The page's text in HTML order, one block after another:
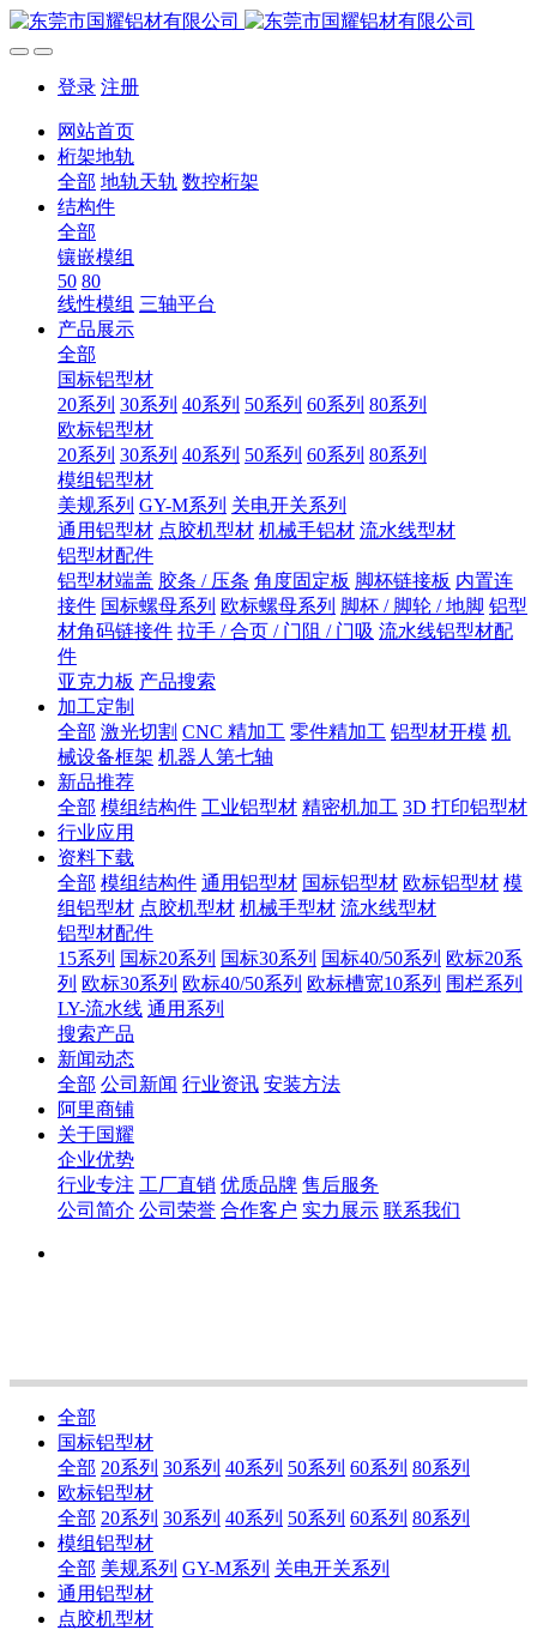
登录 注册
网站首页
桁架地轨
全部 地轨天轨 数控桁架
结构件
全部
镶嵌模组
50 80
线性模组 三轴平台
产品展示
全部
国标铝型材
20系列 30系列 40系列 50系列 60系列 80系列
欧标铝型材
20系列 30系列 40系列 50系列 60系列 80系列
模组铝型材
美规系列 GY-M系列 关电开关系列
通用铝型材 点胶机型材 机械手铝材 流水线型材
铝型材配件
铝型材端盖 胶条 / 压条 角度固定板 脚杯链接板 内置连
接件 国标螺母系列 欧标螺母系列 脚杯 / 脚轮 / 地脚 铝型
材角码链接件 拉手 / 合页 / 门阻 / 门吸 流水线铝型材配
件
亚克力板 产品搜索
加工定制
全部 激光切割 CNC 精加工 零件精加工 铝型材开模 机
械设备框架 机器人第七轴
新品推荐
全部 模组结构件 工业铝型材 精密机加工 3D 打印铝型材
行业应用
资料下载
全部 模组结构件 通用铝型材 国标铝型材 欧标铝型材 模
组铝型材 点胶机型材 机械手型材 流水线型材
铝型材配件
15系列 国标20系列 国标30系列 国标40/50系列 欧标20系
列 欧标30系列 欧标40/50系列 欧标槽宽10系列 围栏系列
LY-流水线 通用系列
搜索产品
新闻动态
全部 公司新闻 行业资讯 安装方法
阿里商铺
关于国耀
企业优势
行业专注 工厂直销 优质品牌 售后服务
公司简介 公司荣誉 合作客户 实力展示 联系我们
全部
国标铝型材
全部 20系列 30系列 40系列 50系列 60系列 80系列
欧标铝型材
全部 20系列 30系列 40系列 50系列 60系列 80系列
模组铝型材
全部 美规系列 GY-M系列 关电开关系列
通用铝型材
点胶机型材